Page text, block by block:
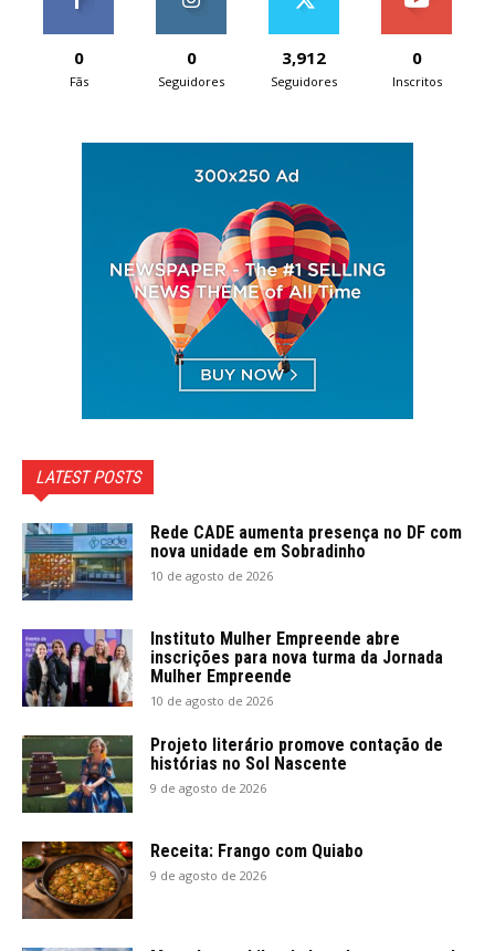
0
Fãs
0
Seguidores
3,912
Seguidores
0
Inscritos
LATEST POSTS
Rede CADE aumenta presença no DF com
nova unidade em Sobradinho
10 de agosto de 2026
Instituto Mulher Empreende abre
inscrições para nova turma da Jornada
Mulher Empreende
10 de agosto de 2026
Projeto literário promove contação de
histórias no Sol Nascente
9 de agosto de 2026
Receita: Frango com Quiabo
9 de agosto de 2026